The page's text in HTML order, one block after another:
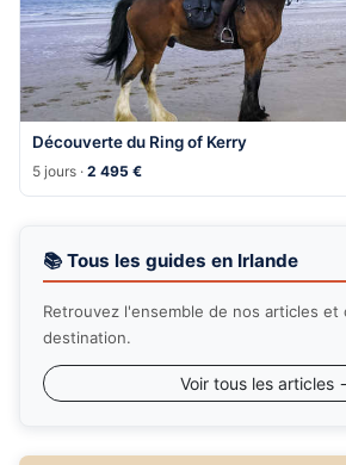
Découverte du Ring of Kerry
5 jours ·2 495 €
📚 Tous les guides en Irlande
Retrouvez l'ensemble de nos articles et
destination.
Voir tous les articles